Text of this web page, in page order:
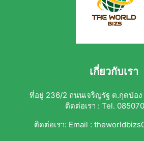
เกี่ยวกับเรา
ที่อยู่ 236/2 ถนนเจริญรัฐ ต.กุดป่อง
ติดต่อเรา : Tel.
ติดต่อเรา: Email :